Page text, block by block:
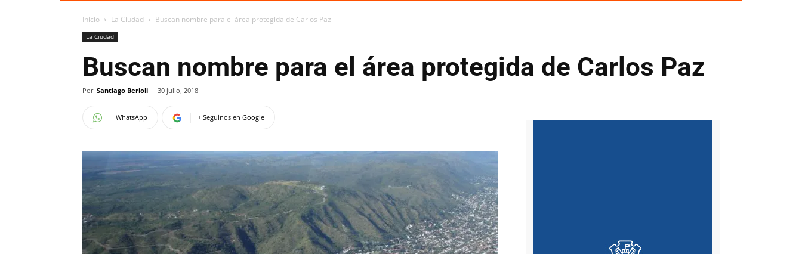
Inicio La Ciudad Buscan nombre para el área protegida de Carlos Paz
La Ciudad
Buscan nombre para el área protegida de Carlos Paz
Por Santiago Berioli - 30 julio, 2018
WhatsApp + Seguinos en Google